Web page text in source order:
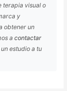
terapia visual o
y
obtener un
acontactar
estudio a tu